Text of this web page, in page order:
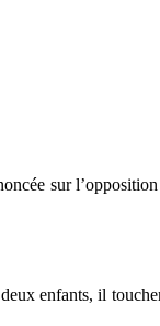
sur
enfants, il